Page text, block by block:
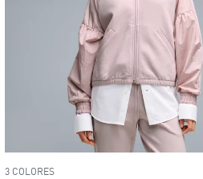
3 COLORES